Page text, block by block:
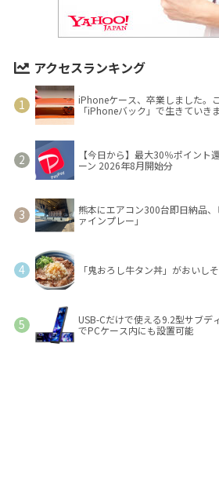
アクセスランキング
iPhoneケース、卒業しました。
「iPhoneバック」で生きていきま
【今日から】最大30％ポイント
ーン 2026年8月開始分
熊本にエアコン300台即日納品
ァインプレー」
「鬼おろし牛タン丼」がおいし
USB-Cだけで使える9.2型サブ
でPCケース内にも設置可能